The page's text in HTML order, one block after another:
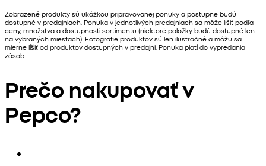
Zobrazené produkty sú ukážkou pripravovanej ponuky a postupne budú
dostupné v predajniach. Ponuka v jednotlivých predajniach sa môže líšiť podľa
ceny, množstva a dostupnosti sortimentu (niektoré položky budú dostupné len
na vybraných miestach). Fotografie produktov sú len ilustračné a môžu sa
mierne líšiť od produktov dostupných v predajni. Ponuka platí do vypredania
zásob.
Prečo nakupovať v
Pepco?